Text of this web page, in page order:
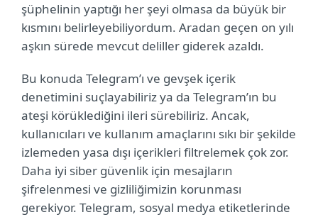
şüphelinin yaptığı her şeyi olmasa da büyük bir
kısmını belirleyebiliyordum. Aradan geçen on yılı
aşkın sürede mevcut deliller giderek azaldı.
Bu konuda Telegram’ı ve gevşek içerik
denetimini suçlayabiliriz ya da Telegram’ın bu
ateşi körüklediğini ileri sürebiliriz. Ancak,
kullanıcıları ve kullanım amaçlarını sıkı bir şekilde
izlemeden yasa dışı içerikleri filtrelemek çok zor.
Daha iyi siber güvenlik için mesajların
şifrelenmesi ve gizliliğimizin korunması
gerekiyor. Telegram, sosyal medya etiketlerinde